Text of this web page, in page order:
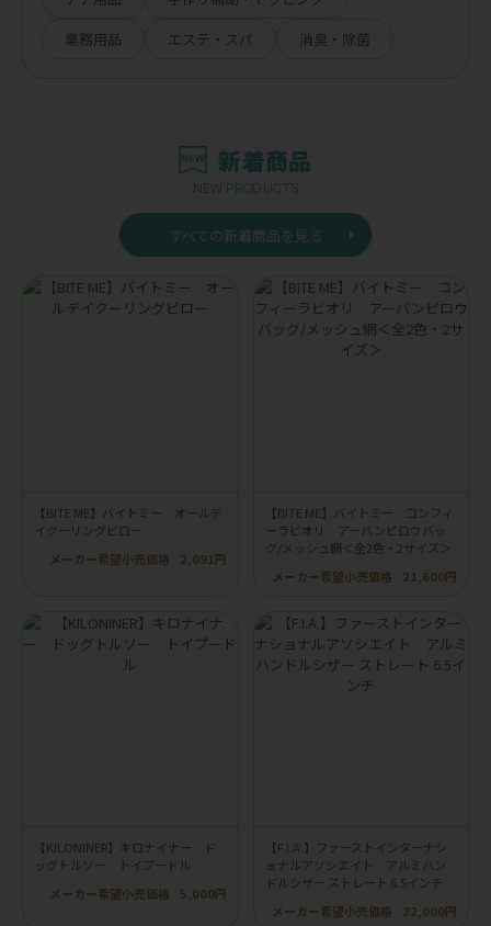
業務用品
エステ・スパ 消臭・除菌
新着商品
NEW PRODUCTS
すべての新着商品を見る
【BITE ME】バイトミー オールデ
イクーリングピロー
メーカー希望小売価格
2,091円
【BITE ME】バイトミー コンフィ
ーラビオリ アーバンピロウバッ
グ/メッシュ網＜全2色・2サイズ＞
メーカー希望小売価格
21,600円
【KILONINER】キロナイナー ド
ッグトルソー トイプードル
メーカー希望小売価格
5,000円
【F.I.A.】ファーストインターナシ
ョナルアソシエイト アルミハン
ドルシザー ストレート 6.5インチ
メーカー希望小売価格
22,000円